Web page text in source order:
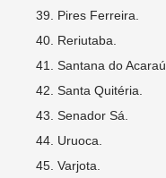
Pires Ferreira.
Reriutaba.
Santana do Acaraú.
Santa Quitéria.
Senador Sá.
Uruoca.
Varjota.